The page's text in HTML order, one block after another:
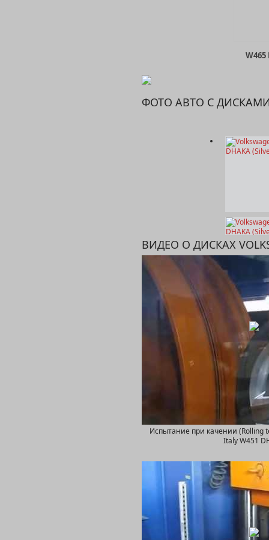
W465
W450
ФОТО АВТО С
ВИДЕО О ДИСКАХ
Испытание при качении (Rolling
Italy W451